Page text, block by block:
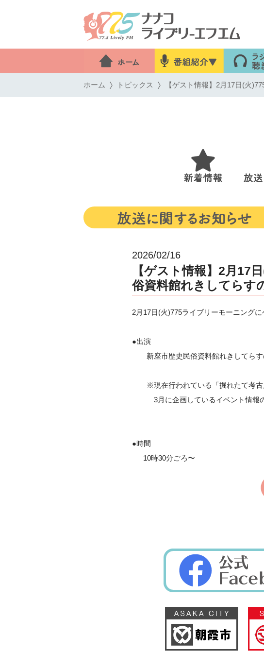
ホーム トピックス 【ゲスト情報】2月17日(火
2026/02/16
【ゲスト情報】2月17
俗資料館れきしてらす
2月17日(火)775ライブリーモーニングに
●出演
新座市歴史民俗資料館れきしてらす
※現在行われている「掘れたて考古
3月に企画しているイベント情報の
●時間
10時30分ごろ〜